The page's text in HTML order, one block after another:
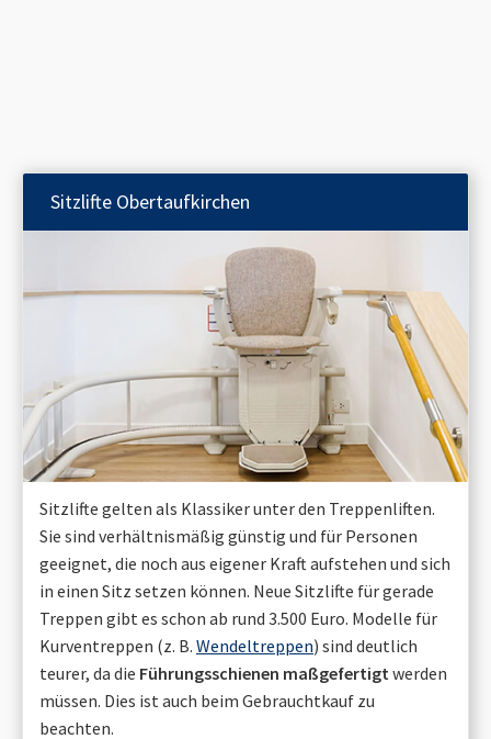
Sitzlifte Obertaufkirchen
Sitzlifte gelten als Klassiker unter den Treppenliften.
Sie sind verhältnismäßig günstig und für Personen
geeignet, die noch aus eigener Kraft aufstehen und sich
in einen Sitz setzen können. Neue Sitzlifte für gerade
Treppen gibt es schon ab rund 3.500 Euro. Modelle für
Kurventreppen (z. B. Wendeltreppen) sind deutlich
teurer, da die Führungsschienen maßgefertigt werden
müssen. Dies ist auch beim Gebrauchtkauf zu
beachten.